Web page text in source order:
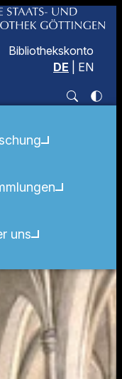
Bibliothekskonto
DE
EN
uns